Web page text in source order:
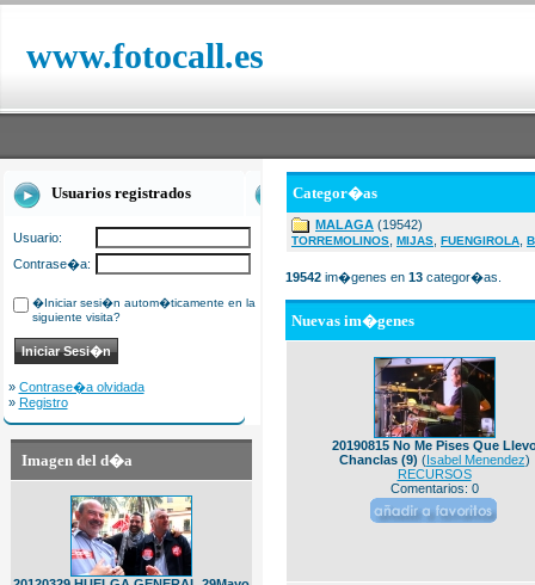
www.fotocall.es
Usuarios registrados
Usuario:
Contrase�a:
�Iniciar sesi�n autom�ticamente en la
siguiente visita?
» Contrase�a olvidada
» Registro
Imagen del d�a
Categor�as
MALAGA (19542)
TORREMOLINOS MIJAS FUENGIROLA
19542 im�genes en 13 categor�as.
Nuevas im�genes
20190815 No Me Pises Que
Chanclas (9) (Isabel Menendez)
RECURSOS
Comentarios: 0